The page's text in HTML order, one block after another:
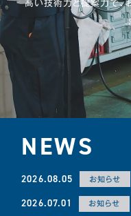
高い技術力と提案力で、
NEWS
2026.08.05 お知らせ
2026.07.01 お知らせ